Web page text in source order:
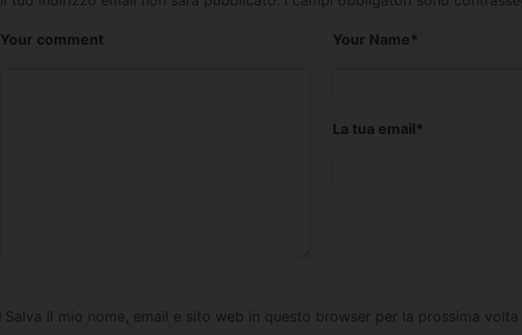
Your comment Your Name*
La tua email*
Salva il mio nome, email e sito web in questo browser per la prossima